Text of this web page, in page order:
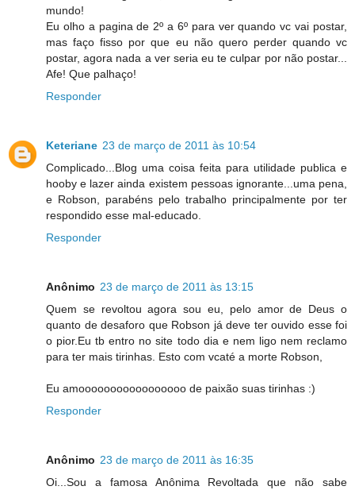
mundo!
Eu olho a pagina de 2º a 6º para ver quando vc vai postar,
mas faço fisso por que eu não quero perder quando vc
postar, agora nada a ver seria eu te culpar por não postar...
Afe! Que palhaço!
Responder
Keteriane 23 de março de 2011 às 10:54
Complicado...Blog uma coisa feita para utilidade publica e
hooby e lazer ainda existem pessoas ignorante...uma pena,
e Robson, parabéns pelo trabalho principalmente por ter
respondido esse mal-educado.
Responder
Anônimo 23 de março de 2011 às 13:15
Quem se revoltou agora sou eu, pelo amor de Deus o
quanto de desaforo que Robson já deve ter ouvido esse foi
o pior.Eu tb entro no site todo dia e nem ligo nem reclamo
para ter mais tirinhas. Esto com vcaté a morte Robson,
Eu amooooooooooooooooo de paixão suas tirinhas :)
Responder
Anônimo 23 de março de 2011 às 16:35
Oi...Sou a famosa Anônima Revoltada que não sabe